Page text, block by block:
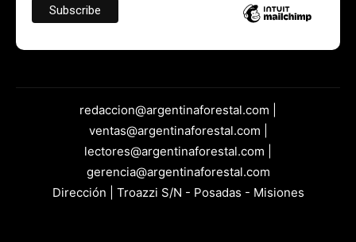
redaccion@argentinaforestal.com |
ventas@argentinaforestal.com |
lectores@argentinaforestal.com |
gerencia@argentinaforestal.com
Dirección | Troazzi S/N - Posadas - Misiones